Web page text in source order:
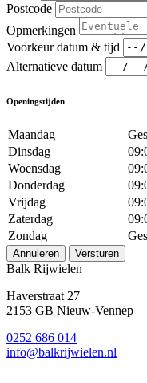
Postcode
Opmerkingen
Voorkeur datum & tijd
Alternatieve datum
Openingstijden
Maandag
Dinsdag
Woensdag
Donderdag
Vrijdag
Zaterdag
Zondag
Annuleren Versturen
Balk Rijwielen
Haverstraat 27
2153 GB Nieuw-Vennep
0252 686 014
info@balkrijwielen.nl